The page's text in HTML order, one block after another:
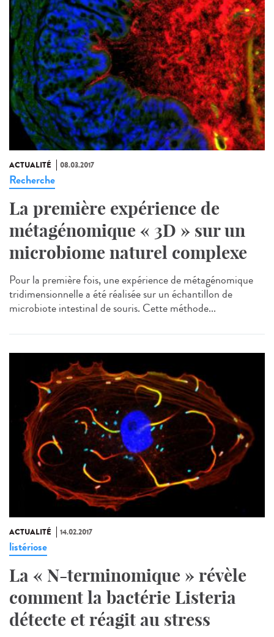
ACTUALITÉ 08.03.2017
Recherche
La première expérience de
métagénomique « 3D » sur un
microbiome naturel complexe
Pour la première fois, une expérience de métagénomique
tridimensionnelle a été réalisée sur un échantillon de
microbiote intestinal de souris. Cette méthode...
ACTUALITÉ 14.02.2017
listériose
La « N-terminomique » révèle
comment la bactérie Listeria
détecte et réagit au stress